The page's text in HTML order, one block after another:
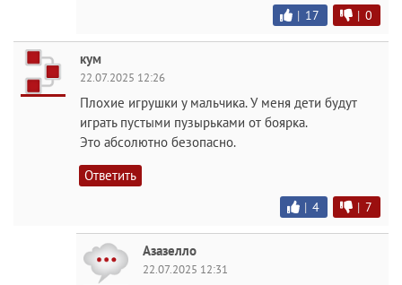
| 17 | 0
кyм
22.07.2025 12:26
Плохие игрушки у мальчика. У меня дети будут
играть пустыми пузырьками от боярка.
Это абсолютно безопасно.
Ответить
| 4 | 7
Азазелло
22.07.2025 12:31